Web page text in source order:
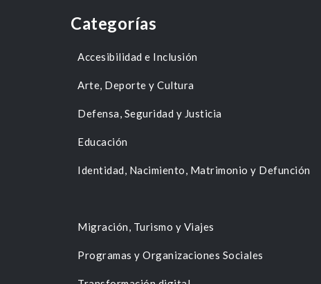
Categorías
Accesibilidad e Inclusión
Arte, Deporte y Cultura
Defensa, Seguridad y Justicia
Educación
Identidad, Nacimiento, Matrimonio y Defunción
Migración, Turismo y Viajes
Programas y Organizaciones Sociales